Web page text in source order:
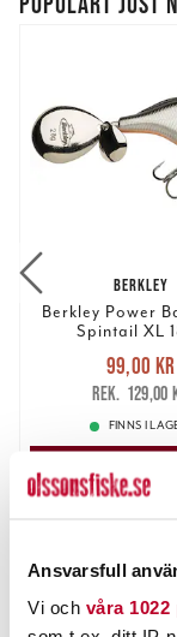
Ansvarsfull
Vi och våra
BERKLEY
Berkley Power
Spintail XL
Nuvarande
99,00 kr
129,00
99,00 kr
129,00
FINNS I
LÄS MER
ANDRA TITTADE